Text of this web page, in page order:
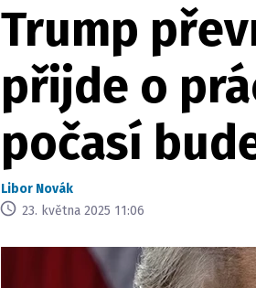
Trump
přijde o
počasí
Libor Novák
23. května 2025 11:06